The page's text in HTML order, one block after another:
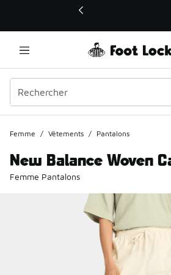
Ce lien ouvrira une nouvelle fenêtre
Femme / Vêtements / Pantalons
New Balance Woven
Femme Pantalons